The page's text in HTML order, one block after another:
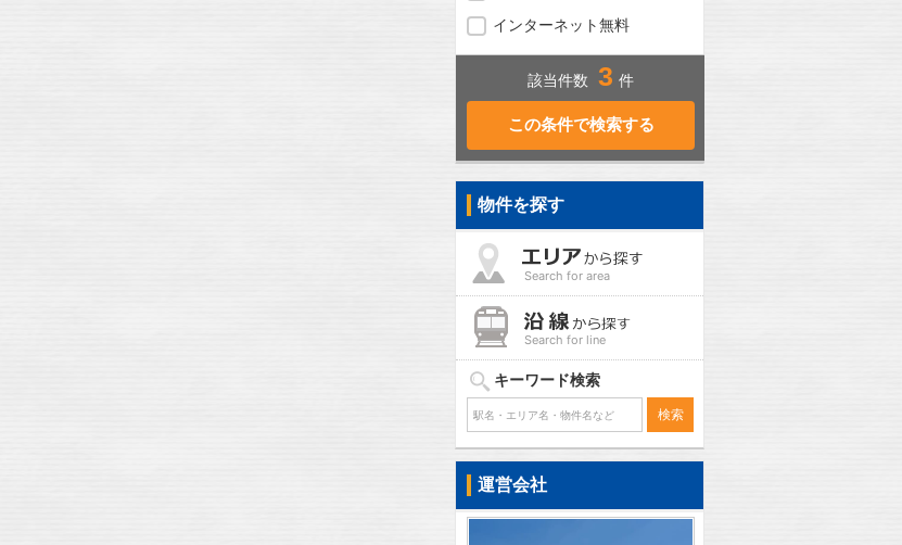
インターネット無料
該当件数 3 件
物件を探す
Search for area
Search for line
キーワード検索
運営会社